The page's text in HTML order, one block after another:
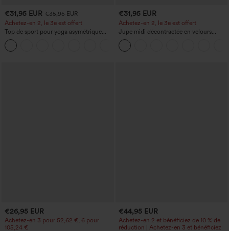
€31,95 EUR €35,95 EUR
Achetez-en 2, le 3e est offert
Top de sport pour yoga asymétrique
(une épaule) à manches longues avec
ouverture pour le pouce, ourlet arrondi
haut-bas, séchage rapide, soutien-gorge
€31,95 EUR
Achetez-en 2, le 3e est offert
Jupe midi décontractée en velours
côtelé, taille mi-haute, poches avant
latérales à rabat
€26,95 EUR
Achetez-en 3 pour 52,62 €, 6 pour
105,24 €
€44,95 EUR
Achetez-en 2 et bénéficiez de 10 % de
réduction | Achetez-en 3 et bénéficiez